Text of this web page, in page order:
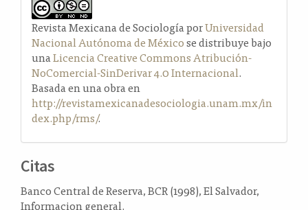
Revista Mexicana de Sociología porUniversidad
Nacional Autónoma de Méxicose distribuye bajo
unaLicencia Creative Commons Atribución-
NoComercial-SinDerivar 4.0 Internacional.
Basada en una obra en
http://revistamexicanadesociologia.unam.mx/in
dex.php/rms/.
Citas
Banco Central de Reserva, BCR (1998), El Salvador,
Informacion general.